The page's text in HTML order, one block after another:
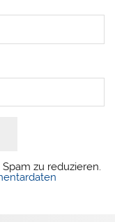
zu reduzieren.